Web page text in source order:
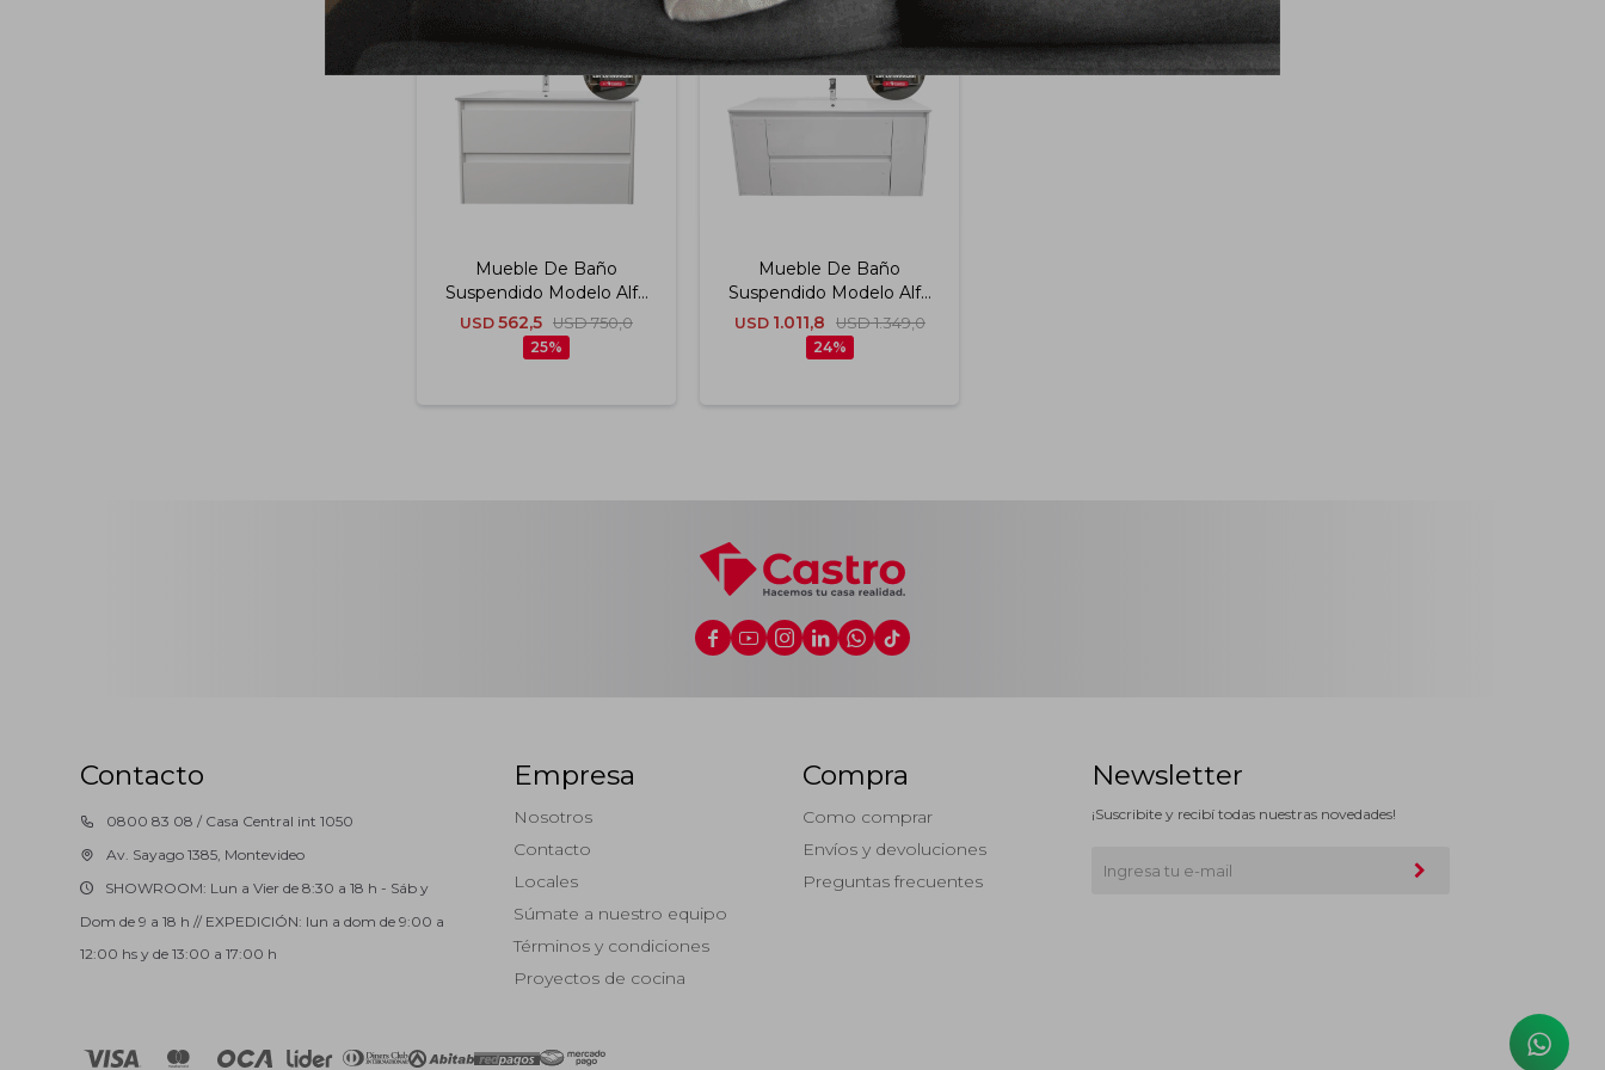
Mueble De Baño
Suspendido Modelo Alfa
60 Cm Blanco Con
Mesada
USD 562,5 USD 750,0
25
Mueble De Baño
Suspendido Modelo Alfa
120 Cm Blanco Con
Mesada
USD 1.011,8 USD 1.349,0
24
     
Contacto
0800 83 08 / Casa Central int 1050
Av. Sayago 1385, Montevideo
SHOWROOM: Lun a Vier de 8:30 a 18 h - Sáb y
Dom de 9 a 18 h // EXPEDICIÓN: lun a dom de 9:00 a
12:00 hs y de 13:00 a 17:00 h
Empresa
Nosotros
Contacto
Locales
Súmate a nuestro equipo
Términos y condiciones
Proyectos de cocina
Compra
Como comprar
Envíos y devoluciones
Preguntas frecuentes
Newsletter
¡Suscribite y recibí todas nuestras novedades!